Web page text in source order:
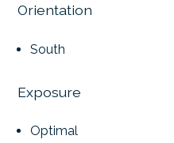
Orientation
South
Exposure
Optimal